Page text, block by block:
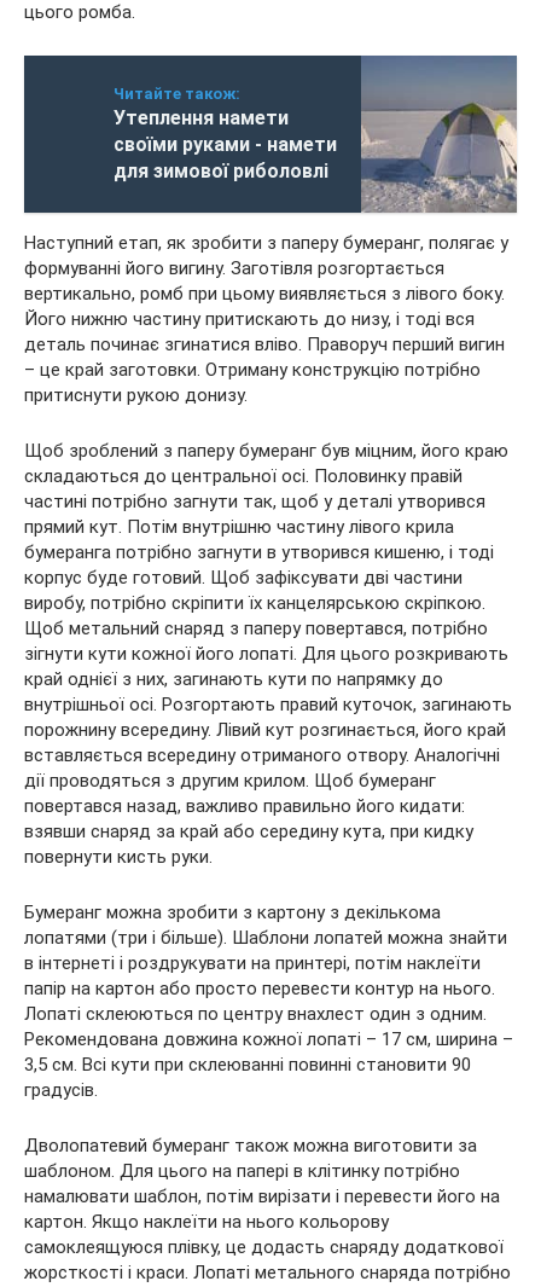
цього ромба.
Читайте також:
Утеплення намети
своїми руками - намети
для зимової риболовлі
Наступний етап, як зробити з паперу бумеранг, полягає у
формуванні його вигину. Заготівля розгортається
вертикально, ромб при цьому виявляється з лівого боку.
Його нижню частину притискають до низу, і тоді вся
деталь починає згинатися вліво. Праворуч перший вигин
– це край заготовки. Отриману конструкцію потрібно
притиснути рукою донизу.
Щоб зроблений з паперу бумеранг був міцним, його краю
складаються до центральної осі. Половинку правій
частині потрібно загнути так, щоб у деталі утворився
прямий кут. Потім внутрішню частину лівого крила
бумеранга потрібно загнути в утворився кишеню, і тоді
корпус буде готовий. Щоб зафіксувати дві частини
виробу, потрібно скріпити їх канцелярською скріпкою.
Щоб метальний снаряд з паперу повертався, потрібно
зігнути кути кожної його лопаті. Для цього розкривають
край однієї з них, загинають кути по напрямку до
внутрішньої осі. Розгортають правий куточок, загинають
порожнину всередину. Лівий кут розгинається, його край
вставляється всередину отриманого отвору. Аналогічні
дії проводяться з другим крилом. Щоб бумеранг
повертався назад, важливо правильно його кидати:
взявши снаряд за край або середину кута, при кидку
повернути кисть руки.
Бумеранг можна зробити з картону з декількома
лопатями (три і більше). Шаблони лопатей можна знайти
в інтернеті і роздрукувати на принтері, потім наклеїти
папір на картон або просто перевести контур на нього.
Лопаті склеюються по центру внахлест один з одним.
Рекомендована довжина кожної лопаті – 17 см, ширина –
3,5 см. Всі кути при склеюванні повинні становити 90
градусів.
Дволопатевий бумеранг також можна виготовити за
шаблоном. Для цього на папері в клітинку потрібно
намалювати шаблон, потім вирізати і перевести його на
картон. Якщо наклеїти на нього кольорову
самоклеящуюся плівку, це додасть снаряду додаткової
жорсткості і краси. Лопаті метального снаряда потрібно